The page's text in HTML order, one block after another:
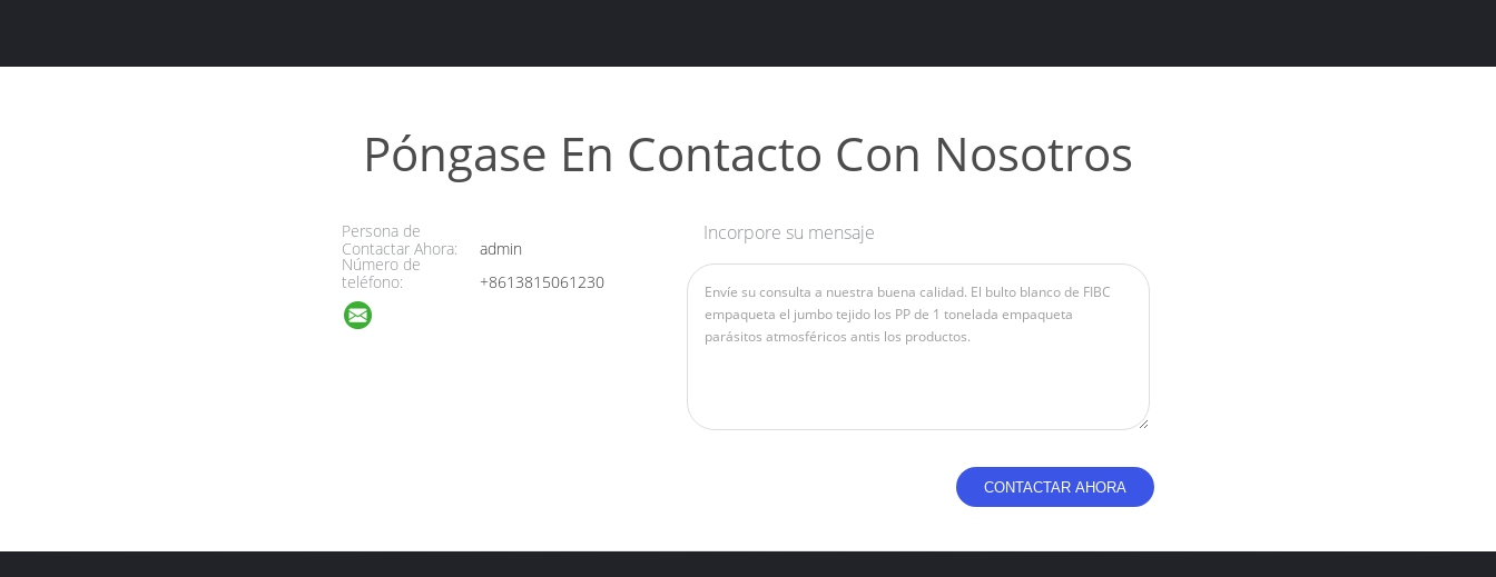
Póngase En Contacto Con Nosotros
Persona de
Contactar Ahora:
admin
Número de
teléfono:
+8613815061230
Incorpore su mensaje